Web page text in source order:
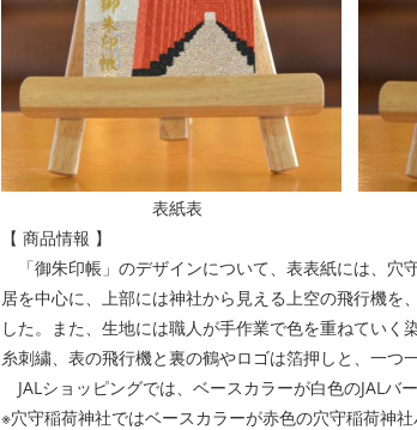
表紙表 表
【 商品情報 】
「御朱印帳」のデザインについて、表表紙には、穴
居を中心に、上部には神社から見える上空の飛行機を
した。また、生地には職人が手作業で色を重ねてい
糸刺繍、表の飛行機と裏の鶴やロゴは箔押しと、一つ
JALショッピングでは、ベースカラーが白色のJALバ
※穴守稲荷神社ではベースカラーが赤色の穴守稲荷神